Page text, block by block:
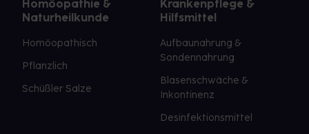
Homöopathie &
Naturheilkunde
Homöopathisch
Pflanzlich
Schüßler Salze
Krankenpflege &
Hilfsmittel
Aufbaunahrung &
Sondennahrung
Blasenschwäche &
Inkontinenz
Desinfektionsmittel